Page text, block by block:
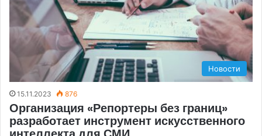
Новости
15.11.2023 876
Организация «Репортеры без границ»
разработает инструмент искусственного